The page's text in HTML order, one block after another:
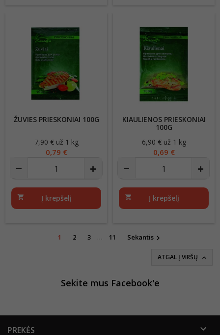
ŽUVIES PRIESKONIAI 100G
Kaina
7,90 € už 1 kg
0,79 €
shopping_cart Į krepšelį
KIAULIENOS PRIESKONIAI
100G
Kaina
6,90 € už 1 kg
0,69 €
shopping_cart Į krepšelį
1 2 3 … 11 Sekantis
ATGAL Į VIRŠŲ 
Sekite mus Facebook'e
PREKĖS 